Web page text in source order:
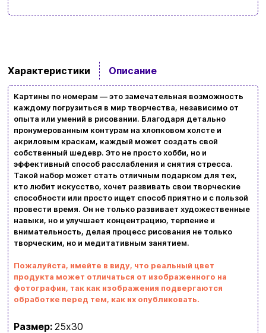
Характеристики Описание
Картины по номерам — это замечательная возможность
каждому погрузиться в мир творчества, независимо от
опыта или умений в рисовании. Благодаря детально
пронумерованным контурам на хлопковом холсте и
акриловым краскам, каждый может создать свой
собственный шедевр. Это не просто хобби, но и
эффективный способ расслабления и снятия стресса.
Такой набор может стать отличным подарком для тех,
кто любит искусство, хочет развивать свои творческие
способности или просто ищет способ приятно и с пользой
провести время. Он не только развивает художественные
навыки, но и улучшает концентрацию, терпение и
внимательность, делая процесс рисования не только
творческим, но и медитативным занятием.
Пожалуйста, имейте в виду, что реальный цвет
продукта может отличаться от изображенного на
фотографии, так как изображения подвергаются
обработке перед тем, как их опубликовать.
Размер: 25х30
Ввойти Регистрация
Бренды
Доставка и оплата
Новости и статьи
Возврат и обмен товаров
Политика конфиденциальности
Контакты
Просмотрите ассортимент нашего магазина и